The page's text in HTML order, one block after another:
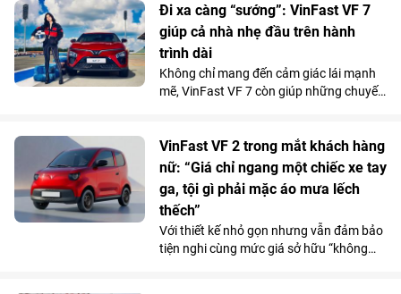
tâm cùng chính sách hỗ trợ lãi suất tốt
bậc nhất thị trường từ chủ đầu tư đang
giúp dự án thu hút người mua ở thực lẫn
nhà đầu tư tìm kiếm sản phẩm có khả
năng khai thác kinh doanh và tăng giá
lâu dài.
Đi xa càng “sướng”: VinFast VF 7
giúp cả nhà nhẹ đầu trên hành
trình dài
Không chỉ mang đến cảm giác lái mạnh
mẽ, VinFast VF 7 còn giúp những chuyến
lái trên mọi cung đường.
VinFast VF 2 trong mắt khách hàng
nữ: “Giá chỉ ngang một chiếc xe tay
ga, tội gì phải mặc áo mưa lếch
thếch”
Với thiết kế nhỏ gọn nhưng vẫn đảm bảo
tiện nghi cùng mức giá sở hữu “không